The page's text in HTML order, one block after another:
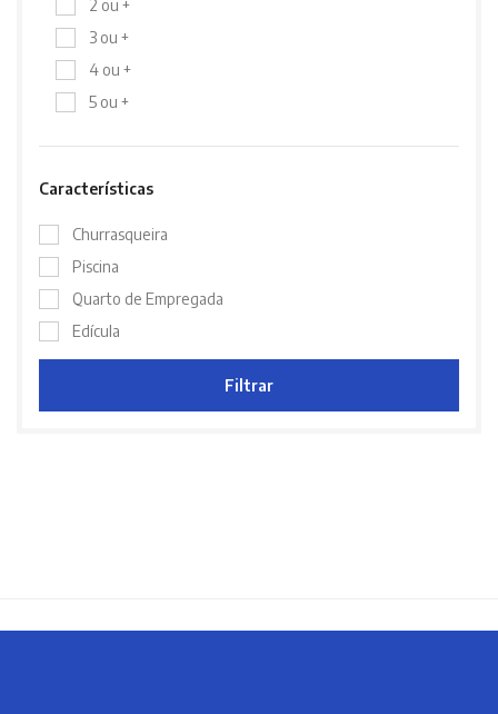
2 ou +
3 ou +
4 ou +
5 ou +
Características
Churrasqueira
Piscina
Quarto de Empregada
Edícula
Filtrar